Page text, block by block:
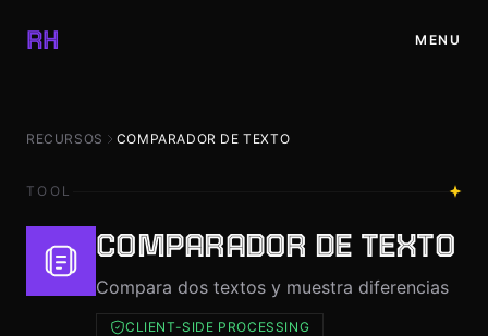
PROYECTOS
BLOG
RECURSOS
RH MENU
RECURSOS COMPARADOR DE TEXTO
TOOL
COMPARADOR DE TEXTO
Compara dos textos y muestra diferencias
CLIENT-SIDE PROCESSING